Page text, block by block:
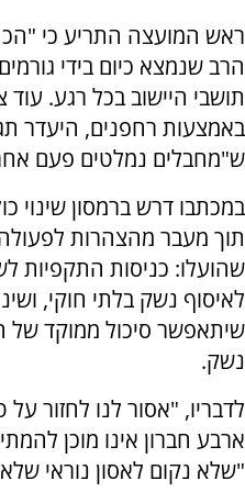
ראש המועצה התריע כי
הרב שנמצא כיום בידי
תושבי היישוב בכל רגע. עוד
באמצעות רחפנים, היעדר
ש"מחבלים נמלטים פעם
במכתבו דרש ברמסון שינוי
תוך מעבר מהצהרות
שהועלו: כניסות התקפיות
לאיסוף נשק בלתי חוקי,
שיתאפשר סיכול ממוקד של
נשק.
לדבריו, "אסור לנו לחזור
ארבע חברון אינו מוכן
"שלא נקום לאסון נוראי